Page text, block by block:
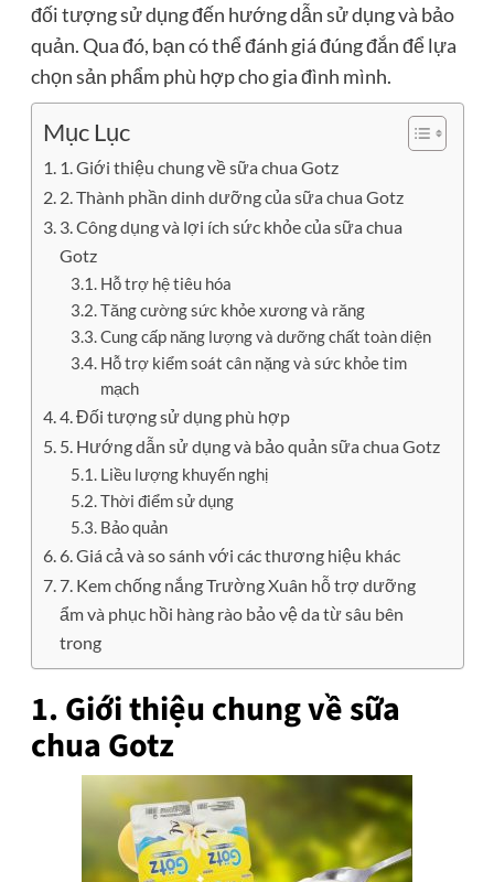
đối tượng sử dụng đến hướng dẫn sử dụng và bảo
quản. Qua đó, bạn có thể đánh giá đúng đắn để lựa
chọn sản phẩm phù hợp cho gia đình mình.
Mục Lục
1. Giới thiệu chung về sữa chua Gotz
2. Thành phần dinh dưỡng của sữa chua Gotz
3. Công dụng và lợi ích sức khỏe của sữa chua
Gotz
Hỗ trợ hệ tiêu hóa
Tăng cường sức khỏe xương và răng
Cung cấp năng lượng và dưỡng chất toàn diện
Hỗ trợ kiểm soát cân nặng và sức khỏe tim
mạch
4. Đối tượng sử dụng phù hợp
5. Hướng dẫn sử dụng và bảo quản sữa chua Gotz
Liều lượng khuyến nghị
Thời điểm sử dụng
Bảo quản
6. Giá cả và so sánh với các thương hiệu khác
7. Kem chống nắng Trường Xuân hỗ trợ dưỡng
ẩm và phục hồi hàng rào bảo vệ da từ sâu bên
trong
1. Giới thiệu chung về sữa
chua Gotz